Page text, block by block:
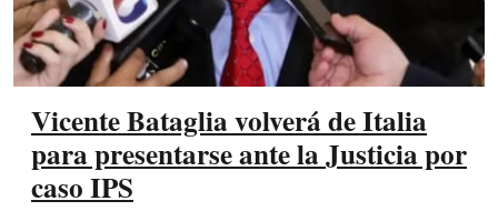
Vicente Bataglia volverá de Italia
para presentarse ante la Justicia por
caso IPS